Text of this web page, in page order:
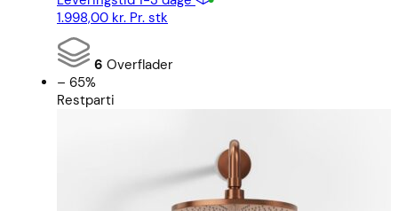
1.998,00 kr. Pr. stk
6 Overflader
– 65%
Restparti